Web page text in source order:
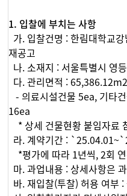
1. 입찰에 부치는 사항
가. 입찰건명 : 한림대학교
재공고
나. 소재지 : 서울특별시 영
다. 관리면적 : 65,386.12m2
- 의료시설건물 5ea, 기타
16ea
* 상세 건물현황 붙임자료
라. 계약기간 :
*평가에 따라 1년씩, 2회 연
마. 과업내용 : 상세사항은
바. 재입찰(투찰) 허용 여부 :